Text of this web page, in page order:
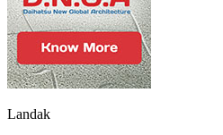
Landak